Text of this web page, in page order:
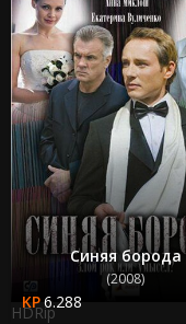
Синяя борода
(2008)
6.288
HDRip